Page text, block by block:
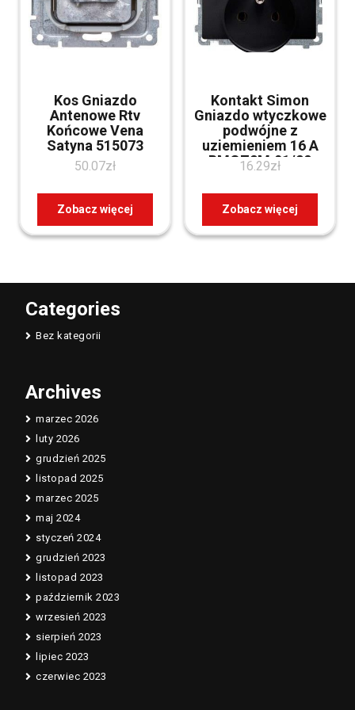
Kos Gniazdo
Antenowe Rtv
Końcowe Vena
Satyna 515073
50.07zł
Zobacz więcej
Kontakt Simon
Gniazdo wtyczkowe
podwójne z
uziemieniem 16 A
BMGZ2M.01/28
Basic Grafit matowy
16.29zł
Zobacz więcej
Categories
Bez kategorii
Archives
marzec 2026
luty 2026
grudzień 2025
listopad 2025
marzec 2025
maj 2024
styczeń 2024
grudzień 2023
listopad 2023
październik 2023
wrzesień 2023
sierpień 2023
lipiec 2023
czerwiec 2023